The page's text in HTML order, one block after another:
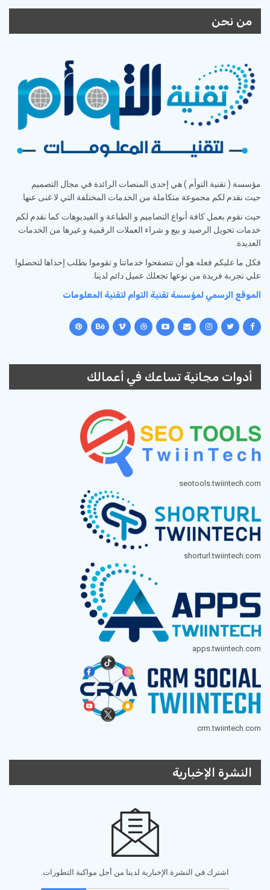
من نحن
مؤسسة ( تقنية التوأم ) هي إحدى المنصات الرائدة في مجال التصميم
حيث نقدم لكم مجموعة متكاملة من الخدمات المختلفة التي لا غنى عنها.
حيث نقوم بعمل كافة أنواع التصاميم و الطباعة و الفيديوهات كما نقدم لكم
خدمات تحويل الرصيد و بيع و شراء العملات الرقمية و غيرها من الخدمات
العديدة.
فكل ما عليكم فعله هو أن تتصفحوا خدماتنا و تقوموا بطلب إحداها لتحصلوا
علي تجربة فريدة من نوعها تجعلك عميل دائم لدينا.
الموقع الرسمي لمؤسسة تقنية التوام لتقنية المعلومات
أدوات مجانية تساعك في أعمالك
seotools.twiintech.com
shorturl.twiintech.com
apps.twiintech.com
crm.twiintech.com
النشرة الإخبارية
اشترك في النشرة الإخبارية لدينا من أجل مواكبة التطورات.